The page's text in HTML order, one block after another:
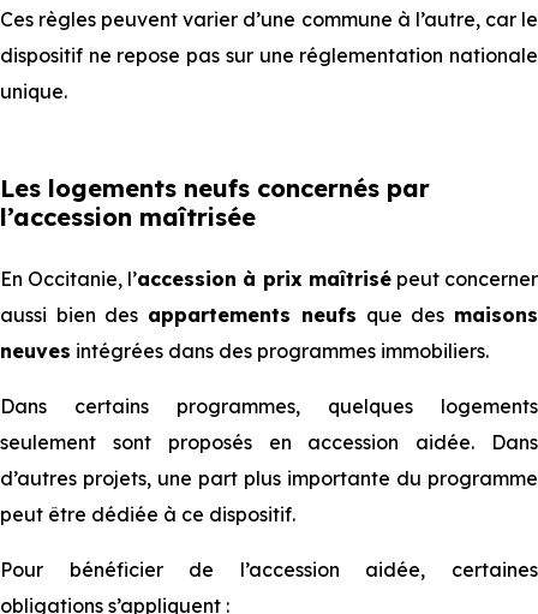
Ces règles peuvent varier d’une commune à l’autre, car le
dispositif ne repose pas sur une réglementation nationale
unique.
Les logements neufs concernés par
l’accession maîtrisée
En Occitanie, l’accession à prix maîtrisépeut concerner
aussi bien des appartements neufs que des maisons
neuves intégrées dans des programmes immobiliers.
Dans certains programmes, quelques logements
seulement sont proposés en accession aidée. Dans
d’autres projets, une part plus importante du programme
peut être dédiée à ce dispositif.
Pour bénéficier de l’accession aidée, certaines
obligations s’appliquent :